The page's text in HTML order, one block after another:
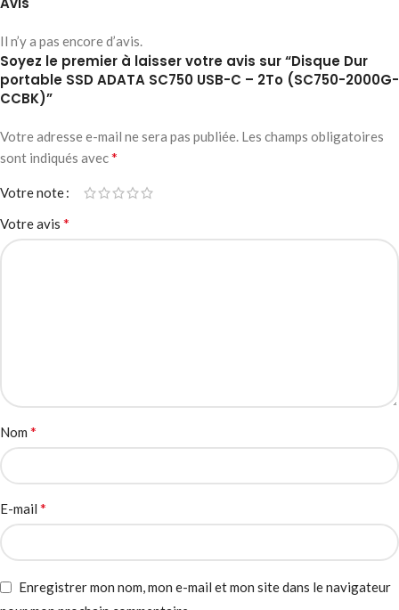
Il n’y a pas encore d’avis.
Soyez le premier à laisser votre avis sur “Disque Dur
portable SSD ADATA SC750 USB-C – 2To (SC750-2000G-
CCBK)”
Votre adresse e-mail ne sera pas publiée. Les champs obligatoires
sont indiqués avec*
Votre note
Votre avis *
Nom *
E-mail *
Enregistrer mon nom, mon e-mail et mon site dans le navigateur